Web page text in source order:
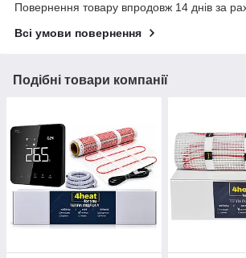
Повернення товару впродовж 14 днів за
Всі умови повернення
Подібні товари компанії